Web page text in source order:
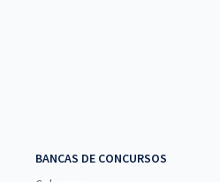
BANCAS DE CONCURSOS